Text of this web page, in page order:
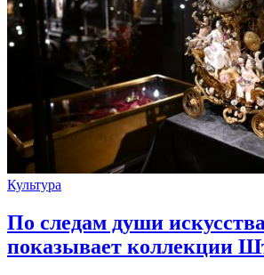
Культура
По следам души
показывает коллекции